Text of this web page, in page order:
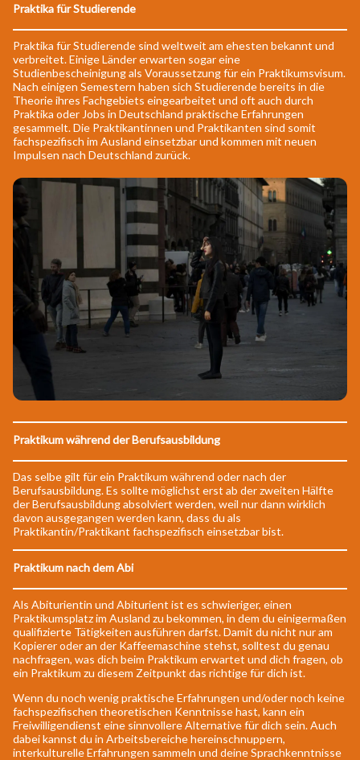
Praktika für Studierende
Praktika für Studierende sind weltweit am ehesten bekannt und
verbreitet. Einige Länder erwarten sogar eine
Studienbescheinigung als Voraussetzung für ein Praktikumsvisum.
Nach einigen Semestern haben sich Studierende bereits in die
Theorie ihres Fachgebiets eingearbeitet und oft auch durch
Praktika oder Jobs in Deutschland praktische Erfahrungen
gesammelt. Die Praktikantinnen und Praktikanten sind somit
fachspezifisch im Ausland einsetzbar und kommen mit neuen
Impulsen nach Deutschland zurück.
Praktikum während der Berufsausbildung
Das selbe gilt für ein Praktikum während oder nach der
Berufsausbildung. Es sollte möglichst erst ab der zweiten Hälfte
der Berufsausbildung absolviert werden, weil nur dann wirklich
davon ausgegangen werden kann, dass du als
Praktikantin/Praktikant fachspezifisch einsetzbar bist.
Praktikum nach dem Abi
Als Abiturientin und Abiturient ist es schwieriger, einen
Praktikumsplatz im Ausland zu bekommen, in dem du einigermaßen
qualifizierte Tätigkeiten ausführen darfst. Damit du nicht nur am
Kopierer oder an der Kaffeemaschine stehst, solltest du genau
nachfragen, was dich beim Praktikum erwartet und dich fragen, ob
ein Praktikum zu diesem Zeitpunkt das richtige für dich ist.
Wenn du noch wenig praktische Erfahrungen und/oder noch keine
fachspezifischen theoretischen Kenntnisse hast, kann ein
Freiwilligendienst eine sinnvollere Alternative für dich sein. Auch
dabei kannst du in Arbeitsbereiche hereinschnuppern,
interkulturelle Erfahrungen sammeln und deine Sprachkenntnisse